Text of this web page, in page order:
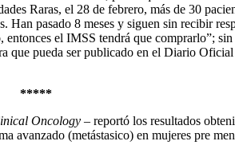
Raras, el 28 de febrero, más de 30
pasado 8 meses y siguen sin recibir
el IMSS tendrá que comprarlo”;
pueda ser publicado en el Diario
*****
Oncology – reportó los resultados
(metástasico) en mujeres pre